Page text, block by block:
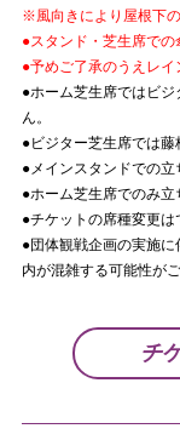
※風向きにより屋根下
●スタンド・芝生席での
●予めご了承のうえレイ
●ホーム芝生席ではビ
ん。
●ビジター芝生席では藤
●メインスタンドでの立
●ホーム芝生席でのみ立
●チケットの席種変更は
●団体観戦企画の実施
内が混雑する可能性がご
チ